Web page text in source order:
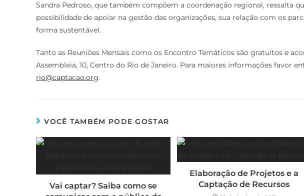
Sandra Pedroso, que também compõem a coordenação regional, ressalta
possibilidade de apoiar na gestão das organizações, sua relação com os
forma sustentável.
Tanto as Reuniões Mensais como os Encontro Temáticos são gratuitos e
Assembleia, 10, Centro do Rio de Janeiro. Para maiores informações favor
rio@captacao.org.
VOCÊ TAMBÉM PODE GOSTAR
Vai captar? Saiba como se
Elaboração de Projetos e a
Captação de Recursos